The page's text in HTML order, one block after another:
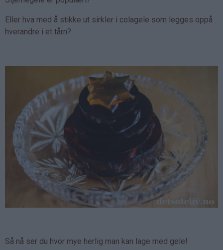
Eller hva med å stikke ut sirkler i colagele som legges oppå
hverandre i et tårn?
Så nå ser du hvor mye herlig man kan lage med gele!